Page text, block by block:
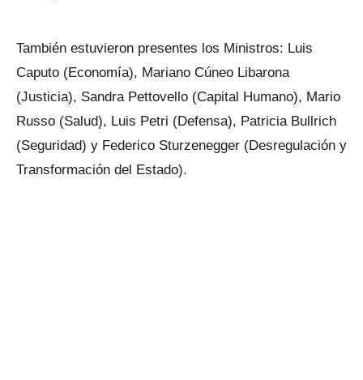
También estuvieron presentes los Ministros: Luis
Caputo (Economía), Mariano Cúneo Libarona
(Justicia), Sandra Pettovello (Capital Humano), Mario
Russo (Salud), Luis Petri (Defensa), Patricia Bullrich
(Seguridad) y Federico Sturzenegger (Desregulación y
Transformación del Estado).